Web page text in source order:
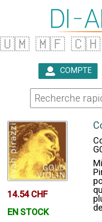
🇺🇲 🇲🇫 🇨🇭
COMPTE
14.54 CHF
EN STOCK